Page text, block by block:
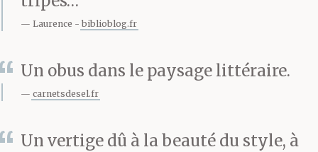
serait-ce qu’une fois,
miracle capable de
changer ta vie. Un
instant de certitude qui
Laurence biblioblog.fr
Un obus dans le paysage littéraire.
carnetsdesel.fr
Un vertige dû à la beauté du style, à